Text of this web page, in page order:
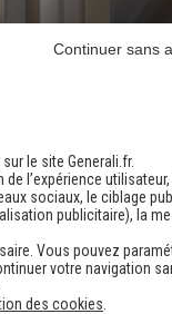
le site Generali.fr.
l’expérience utilisateur,
sociaux, le ciblage
publicitaire), la
Vous pouvez
votre navigation
des cookies
Continuer sans